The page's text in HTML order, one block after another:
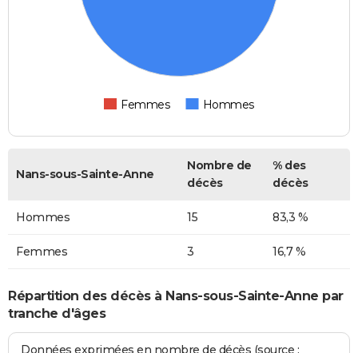
Femmes Hommes
Nans-sous-Sainte-Anne
Nombre de
décès
% des
décès
Hommes 15 83,3 %
Femmes 3 16,7 %
Répartition des décès à Nans-sous-Sainte-Anne par
tranche d'âges
Données exprimées en nombre de décès (source :